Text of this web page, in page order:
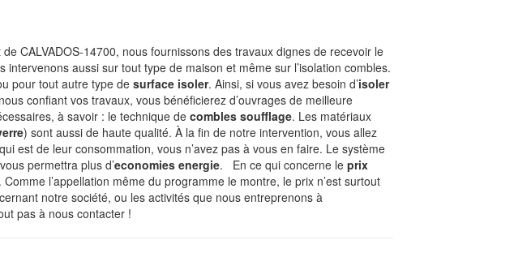
CALVADOS-14700, nous fournissons des travaux dignes de recevoir le
intervenons aussi sur tout type de maison et même sur l’isolation combles.
pour tout autre type desurface isoler. Ainsi, si vous avez besoin d’isoler
confiant vos travaux, vous bénéficierez d’ouvrages de meilleure
à savoir : le technique decombles soufflage. Les matériaux
) sont aussi de haute qualité. À la fin de notre intervention, vous allez
est de leur consommation, vous n’avez pas à vous en faire. Le système
permettra plus d’economies energie. En ce qui concerne leprix
Comme l’appellation même du programme le montre, le prix n’est surtout
notre société, ou les activités que nous entreprenons à
pas à nous contacter !